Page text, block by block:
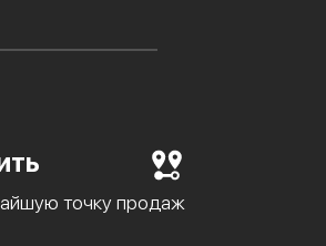
точку продаж